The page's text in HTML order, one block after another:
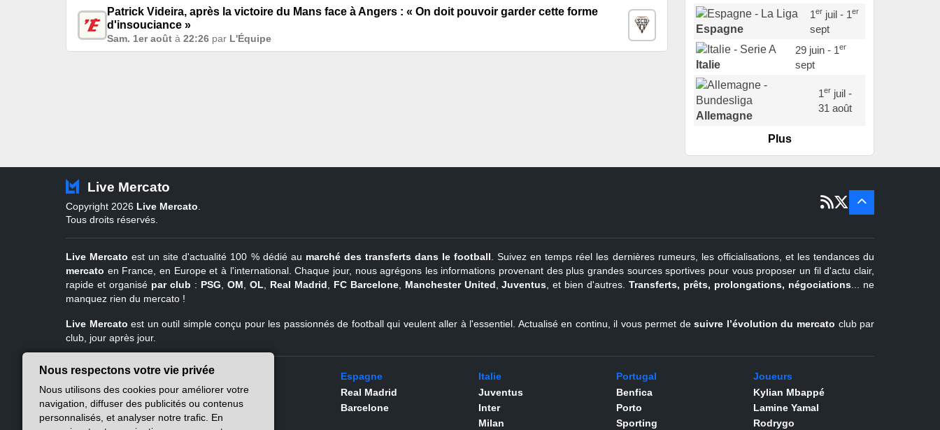
Patrick Videira, après la victoire du Mans face à Angers : « On doit pouvoir garder cette forme
d'insouciance »
Sam. 1er août à 22:26 par L'Équipe
Espagne
1erjuil - 1er
sept
Italie
29 juin - 1er
sept
Allemagne
1erjuil -
31 août
Portugal
15 sept
sept
Turquie
sept
Belgique
er
juil -
31 août
Plus
Live Mercato
Copyright 2026 Live Mercato
Tous droits réservés.
Live Mercato est un site d'actualité 100 % dédié au marché des transferts dans le football . Suivez en temps réel les dernières rumeurs, les officialisations, et les tendances du
mercato en France, en Europe et à l'international. Chaque jour, nous agrégons les informations provenant des plus grandes sources sportives pour vous proposer un fil d'actu clair,
rapide et organisé par club : PSG OM OL Real Madrid FC Barcelone, Manchester United ,Juventus , et bien d'autres.Transferts, prêts, prolongations, négociations ... ne
manquez rien du mercato !
Live Mercato est un outil simple conçu pour les passionnés de football qui veulent aller à l'essentiel. Actualisé en continu, il vous permet desuivre l’évolution du mercato club par
club, jour après jour.
Live Mercato
A propos
Nous contacter
Mentions légales
Ligue 1
PSG
Marseille
Lyon
Espagne
Real Madrid
Barcelone
Italie
Juventus
Inter
Milan
Portugal
Benfica
Porto
Sporting
Joueurs
Kylian Mbappé
Lamine Yamal
Rodrygo
Nous respectons votre vie privée
Nous utilisons des cookies pour améliorer votre
navigation, diffuser des publicités ou contenus
personnalisés, et analyser notre trafic. En